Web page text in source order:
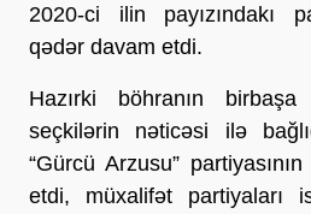
2020-ci ilin payızındakı
qədər davam etdi.
Hazırki böhranın
seçkilərin nəticəsi ilə
“Gürcü Arzusu”
etdi, müxalifət partiyaları